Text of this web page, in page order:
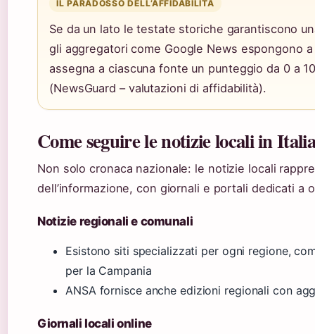
IL PARADOSSO DELL’AFFIDABILITÀ
Se da un lato le testate storiche garantiscono
gli aggregatori come Google News espongono
assegna a ciascuna fonte un punteggio da 0 a
(NewsGuard – valutazioni di affidabilità).
Come seguire le notizie locali in
Non solo cronaca nazionale: le notizie locali
dell’informazione, con giornali e portali dedicati a
Notizie regionali e comunali
Esistono siti specializzati per ogni regione,
per la Campania
ANSA fornisce anche edizioni regionali con
Giornali locali online